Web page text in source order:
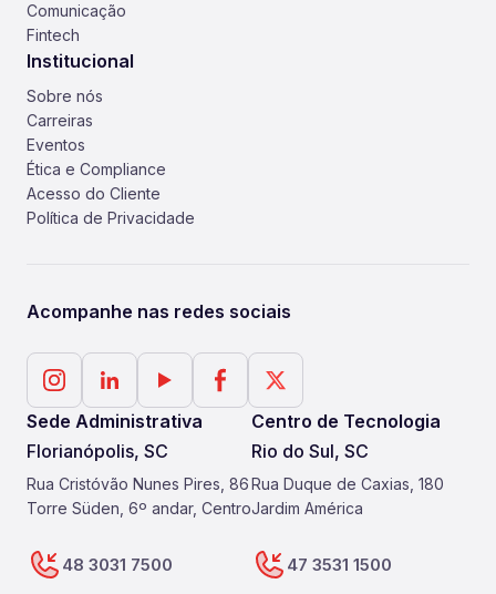
Comunicação
Fintech
Institucional
Sobre nós
Carreiras
Eventos
Ética e Compliance
Acesso do Cliente
Política de Privacidade
Acompanhe nas redes sociais
Sede Administrativa
Florianópolis, SC
Rua Cristóvão Nunes Pires, 86
Torre Süden, 6º andar, Centro
48 3031 7500
Centro de Tecnologia
Rio do Sul, SC
Rua Duque de Caxias, 180
Jardim América
47 3531 1500